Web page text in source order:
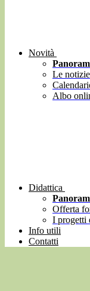
Novità
Le notizie
Albo
Didattica
Offerta
I progetti
Info utili
Contatti